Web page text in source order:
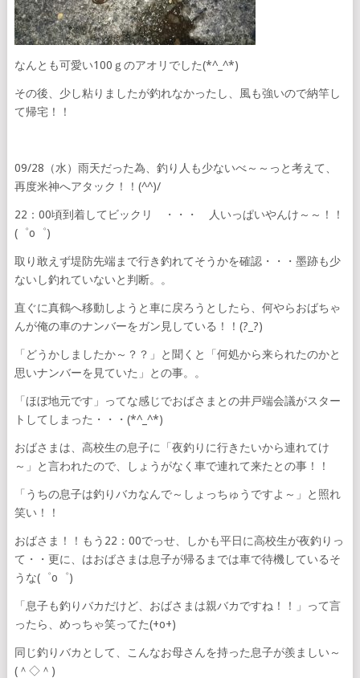
なんとも可愛い100ｇのアオリでした(*^_^*)
その後、少し粘りましたが釣れなかったし、風も強いので納竿し
て帰宅！！
09/28（水）雨天だった為、釣り人も少ないべ～～っと考えて、
再度米神へアタック！！(^^)/
22：00頃到着してビックリ ・・・ 人いっぱいやんけ～～！！
(゜o゜)
取り敢えず堤防先端まで行き釣れてそうかを確認・・・墨跡も少
ないし釣れていないと判断。。
直ぐに真鶴へ移動しようと車に戻ろうとしたら、何やらおばちゃ
んが俺の車のナンバーをガン見している！！(?_?)
「どうかしましたか～？？」と聞くと「何処から来られたのかと
思いナンバーを見ていた」との事。。
「ほぼ地元です」ってな感じでおばさまとの井戸端会議がスター
トしてしまった・・・(*^_^*)
おばさまは、高校生の息子に「夜釣りに行きたいから連れてけ
～」と言われたので、しょうがなく車で連れて来たとの事！！
「うちの息子は釣りバカなんで～しょっちゅうですよ～」と照れ
笑い！！
おばさま！！もう22：00でっせ、しかも平日に高校生が夜釣りっ
て・・更に、はおばさまは息子が帰るまでは車で待機しているそ
うな(゜o゜)
「息子も釣りバカだけど、おばさまは親バカですね！！」って言
ったら、めっちゃ笑ってた(+o+)
同じ釣りバカとして、こんなお母さんを持った息子が羨ましい～
(＾◇＾)